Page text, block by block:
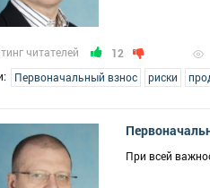
читателей 12
Первоначальный взнос риски
При всей